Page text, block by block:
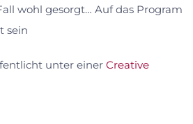
wohl gesorgt… Auf das Program
sein
unter einer Creative